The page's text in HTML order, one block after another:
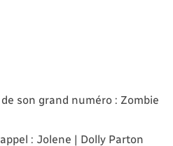
son grand numéro : Zombie
: Jolene | Dolly Parton